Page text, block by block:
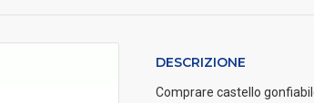
DESCRIZIONE
Comprare castello